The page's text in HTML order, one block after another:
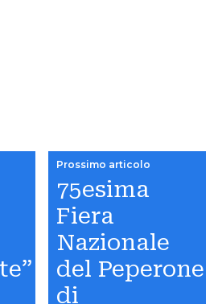
Prossimo articolo
75esima
Fiera
Nazionale
del Peperone
di